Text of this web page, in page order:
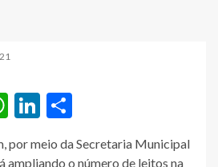
WhatsApp
LinkedIn
por meio da Secretaria Municipal
ampliando o número de leitos na